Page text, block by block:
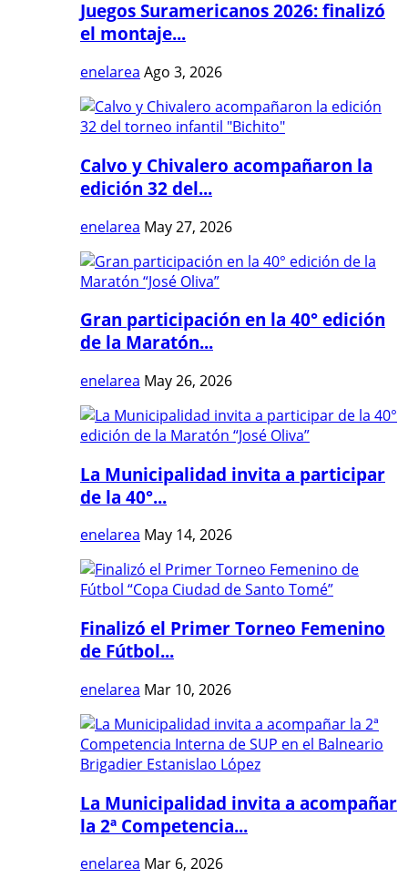
Juegos Suramericanos 2026: finalizó
el montaje...
enelarea Ago 3, 2026
Calvo y Chivalero acompañaron la
edición 32 del...
enelarea May 27, 2026
Gran participación en la 40° edición
de la Maratón...
enelarea May 26, 2026
La Municipalidad invita a participar
de la 40°...
enelarea May 14, 2026
Finalizó el Primer Torneo Femenino
de Fútbol...
enelarea Mar 10, 2026
La Municipalidad invita a acompañar
la 2ª Competencia...
enelarea Mar 6, 2026